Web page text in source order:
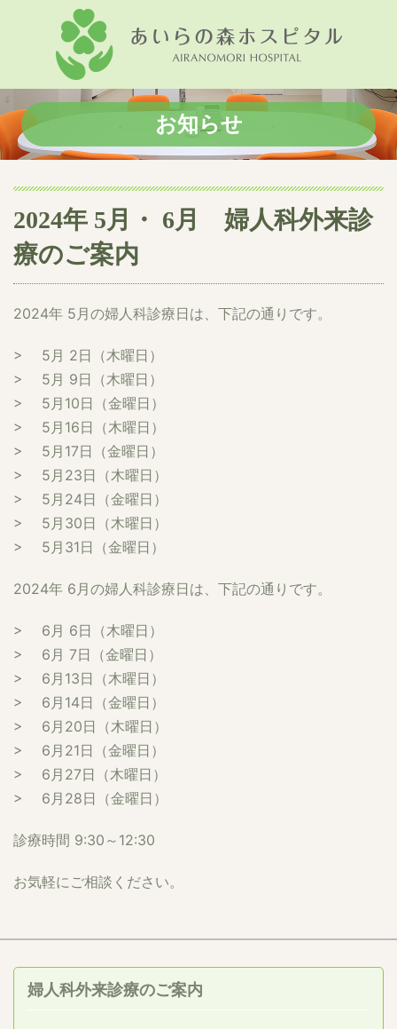
お知らせ
2024年 5月・ 6月 婦人科外来診
療のご案内
2024年 5月の婦人科診療日は、下記の通りです。
> 5月 2日（木曜日）
> 5月 9日（木曜日）
> 5月10日（金曜日）
> 5月16日（木曜日）
> 5月17日（金曜日）
> 5月23日（木曜日）
> 5月24日（金曜日）
> 5月30日（木曜日）
> 5月31日（金曜日）
2024年 6月の婦人科診療日は、下記の通りです。
> 6月 6日（木曜日）
> 6月 7日（金曜日）
> 6月13日（木曜日）
> 6月14日（金曜日）
> 6月20日（木曜日）
> 6月21日（金曜日）
> 6月27日（木曜日）
> 6月28日（金曜日）
診療時間 9:30～12:30
お気軽にご相談ください。
婦人科外来診療のご案内